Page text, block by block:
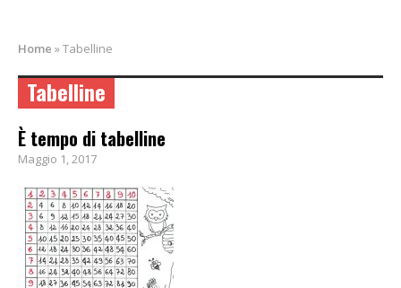
Home »Tabelline
Tabelline
È tempo di tabelline
Maggio 1, 2017